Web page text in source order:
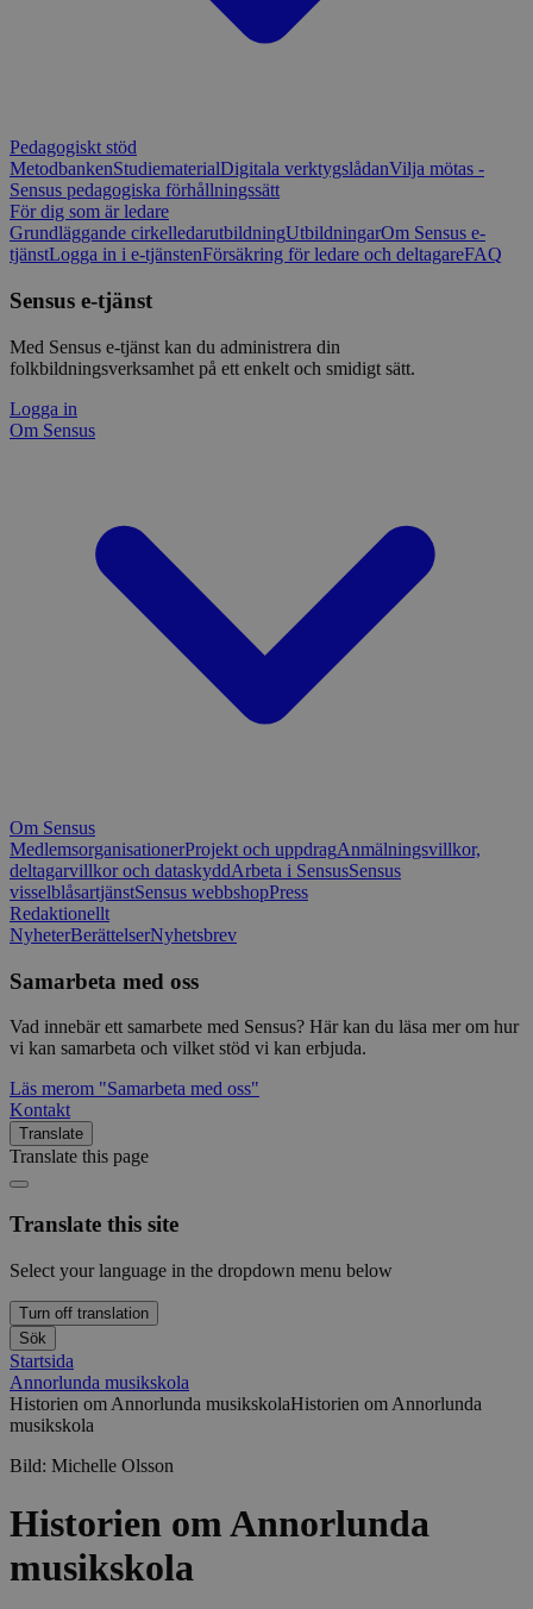
Pedagogiskt stöd
MetodbankenStudiematerialDigitala verktygslådanVilja mötas -
Sensus pedagogiska förhållningssätt
För dig som är ledare
Grundläggande cirkelledarutbildningUtbildningarOm Sensus e-
tjänstLogga in i e-tjänstenFörsäkring för ledare och deltagareFAQ
Sensus e-tjänst
Med Sensus e-tjänst kan du administrera din
folkbildningsverksamhet på ett enkelt och smidigt sätt.
Logga in
Om Sensus
Om Sensus
MedlemsorganisationerProjekt och uppdragAnmälningsvillkor,
deltagarvillkor och dataskyddArbeta i SensusSensus
visselblåsartjänstSensus webbshopPress
Redaktionellt
NyheterBerättelserNyhetsbrev
Samarbeta med oss
Vad innebär ett samarbete med Sensus? Här kan du läsa mer om hur
vi kan samarbeta och vilket stöd vi kan erbjuda.
Läs merom "Samarbeta med oss"
Kontakt
Translate
Translate this page
Translate this site
Select your language in the dropdown menu below
Turn off translation
Sök
Startsida
Annorlunda musikskola
Historien om Annorlunda musikskolaHistorien om Annorlunda
musikskola
Bild: Michelle Olsson
Historien om Annorlunda
musikskola